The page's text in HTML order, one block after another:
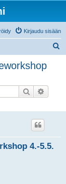
Kirjaudu sisään
Etsi
4.-5.5.